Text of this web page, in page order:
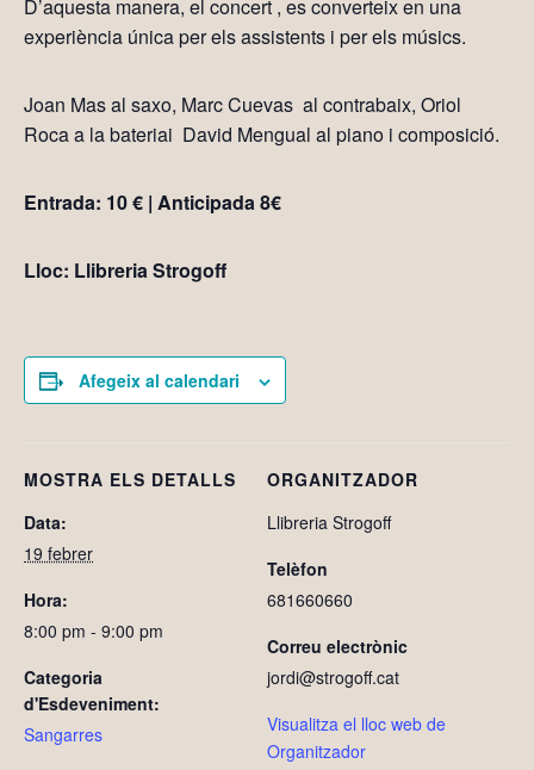
D’aquesta manera, el concert , es converteix en una
experiència única per els assistents i per els músics.
Joan Mas al saxo, Marc Cuevas al contrabaix, Oriol
Roca a la bateriai David Mengual al piano i composició.
Entrada: 10 € | Anticipada 8€
Lloc: Llibreria Strogoff
Afegeix al calendari
MOSTRA ELS DETALLS
Data:
19 febrer
Hora:
8:00 pm - 9:00 pm
Categoria
d'Esdeveniment:
Sangarres
ORGANITZADOR
Llibreria Strogoff
Telèfon
681660660
Correu electrònic
jordi@strogoff.cat
Visualitza el lloc web de
Organitzador